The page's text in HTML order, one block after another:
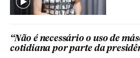
“Não é necessário o uso de
cotidiana por parte da